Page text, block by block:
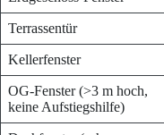
Terrassentür
Kellerfenster
OG-Fenster (>3 m hoch,
keine Aufstiegshilfe)